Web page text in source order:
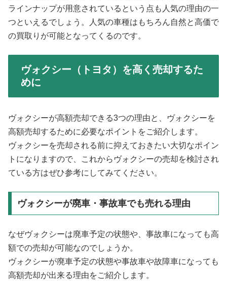
ラインナップが用意されているという点も人気の理由の一
つといえるでしょう。人気の車種はもちろん自然と高価で
の買取りが可能となってくるのです。
ヴォクシー（トヨタ）を高く売却するた
めに
ヴォクシーが高額売却できる3つの理由と、ヴォクシーを
高額売却するために必要なポイントをご紹介します。
ヴォクシーを売却される前に抑えておきたい大切なポイン
トになりますので、これからヴォクシーの売却を検討され
ている方はぜひ参考にしてみてください。
ヴォクシーが廃車・事故車でも売れる理由
なぜヴォクシーは廃車予定の状態や、事故車になっても高
額での売却が可能なのでしょうか。
ヴォクシーが廃車予定の状態や事故車や故障車になっても
高額売却が出来る理由をご紹介します。